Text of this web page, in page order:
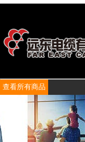
查看所有商品